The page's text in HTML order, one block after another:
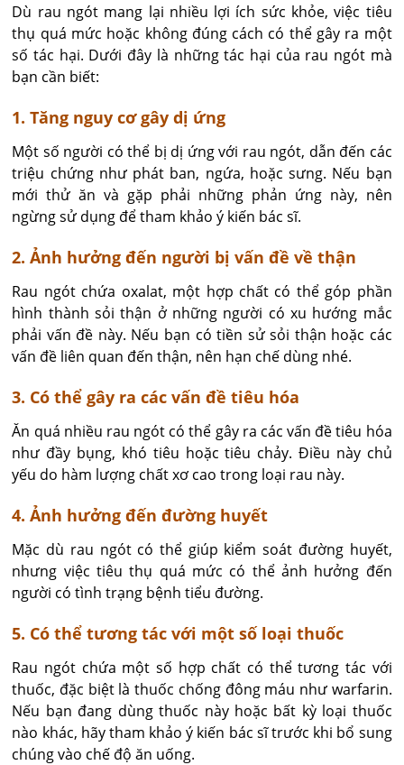
Dù rau ngót mang lại nhiều lợi ích sức khỏe, việc tiêu
thụ quá mức hoặc không đúng cách có thể gây ra một
số tác hại. Dưới đây là những tác hại của rau ngót mà
bạn cần biết:
1. Tăng nguy cơ gây dị ứng
Một số người có thể bị dị ứng với rau ngót, dẫn đến các
triệu chứng như phát ban, ngứa, hoặc sưng. Nếu bạn
mới thử ăn và gặp phải những phản ứng này, nên
ngừng sử dụng để tham khảo ý kiến bác sĩ.
2. Ảnh hưởng đến người bị vấn đề về thận
Rau ngót chứa oxalat, một hợp chất có thể góp phần
hình thành sỏi thận ở những người có xu hướng mắc
phải vấn đề này. Nếu bạn có tiền sử sỏi thận hoặc các
vấn đề liên quan đến thận, nên hạn chế dùng nhé.
3. Có thể gây ra các vấn đề tiêu hóa
Ăn quá nhiều rau ngót có thể gây ra các vấn đề tiêu hóa
như đầy bụng, khó tiêu hoặc tiêu chảy. Điều này chủ
yếu do hàm lượng chất xơ cao trong loại rau này.
4. Ảnh hưởng đến đường huyết
Mặc dù rau ngót có thể giúp kiểm soát đường huyết,
nhưng việc tiêu thụ quá mức có thể ảnh hưởng đến
người có tình trạng bệnh tiểu đường.
5. Có thể tương tác với một số loại thuốc
Rau ngót chứa một số hợp chất có thể tương tác với
thuốc, đặc biệt là thuốc chống đông máu như warfarin.
Nếu bạn đang dùng thuốc này hoặc bất kỳ loại thuốc
nào khác, hãy tham khảo ý kiến bác sĩ trước khi bổ sung
chúng vào chế độ ăn uống.